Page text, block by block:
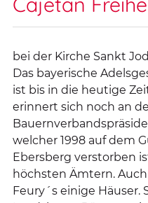
bei der Kirche Sankt
Das bayerische
ist bis in die heutige
erinnert sich noch an
welcher 1998 auf dem
Ebersberg verstorben
höchsten Ämtern.
Feury´s einige Häuser.